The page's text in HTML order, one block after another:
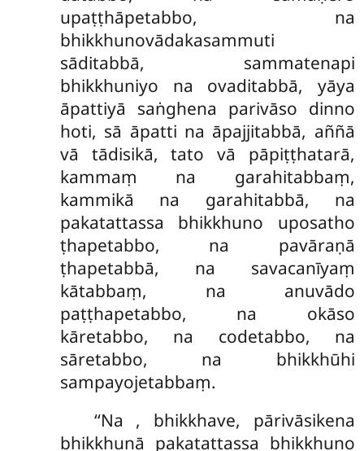
upaṭṭhāpetabbo, na
bhikkhunovādakasammuti
sāditabbā, sammatenapi
bhikkhuniyo na ovaditabbā, yāya
āpattiyā saṅghena parivāso dinno
hoti, sā āpatti na āpajjitabbā, aññā
vā tādisikā, tato vā pāpiṭṭhatarā,
kammaṃ na garahitabbaṃ,
kammikā na garahitabbā, na
pakatattassa bhikkhuno uposatho
ṭhapetabbo, na pavāraṇā
ṭhapetabbā, na savacanīyaṃ
kātabbaṃ, na anuvādo
paṭṭhapetabbo, na okāso
kāretabbo, na codetabbo, na
sāretabbo, na bhikkhūhi
sampayojetabbaṃ.
‘‘Na , bhikkhave, pārivāsikena
bhikkhunā pakatattassa bhikkhuno